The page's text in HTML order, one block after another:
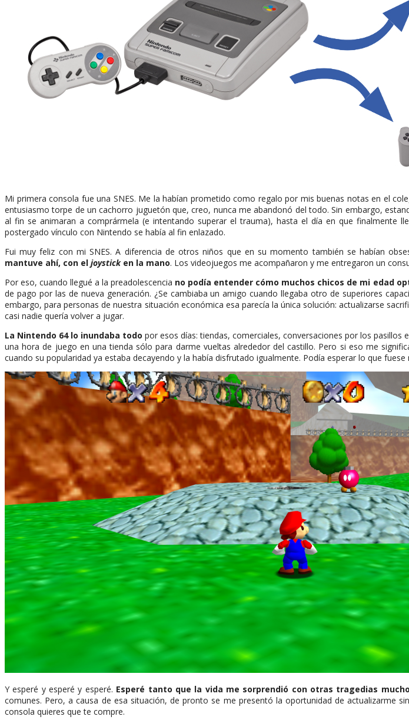
Mi primera consola fue una SNES. Me la habían prometido como regalo por mis buenas notas en el
entusiasmo torpe de un cachorro juguetón que, creo, nunca me abandonó del todo. Sin embargo,
al fin se animaran a comprármela (e intentando superar el trauma), hasta el día en que finalmente
postergado vínculo con Nintendo se había al fin enlazado.
Fui muy feliz con mi SNES. A diferencia de otros niños que en su momento también se habían
mantuve ahí, con el joysticken la mano. Los videojuegos me acompañaron y me entregaron un
Por eso, cuando llegué a la preadolescencia no podía entender cómo muchos chicos de mi edad
de pago por las de nueva generación. ¿Se cambiaba un amigo cuando llegaba otro de superiores
embargo, para personas de nuestra situación económica esa parecía la única solución: actualizarse
casi nadie quería volver a jugar.
La Nintendo 64 lo inundaba todo por esos días: tiendas, comerciales, conversaciones por los pasillos
una hora de juego en una tienda sólo para darme vueltas alrededor del castillo. Pero si eso me
cuando su popularidad ya estaba decayendo y la había disfrutado igualmente. Podía esperar lo que fuese
Y esperé y esperé y esperé. Esperé tanto que la vida me sorprendió con otras tragedias
comunes. Pero, a causa de esa situación, de pronto se me presentó la oportunidad de actualizarme
consola quieres que te compre.